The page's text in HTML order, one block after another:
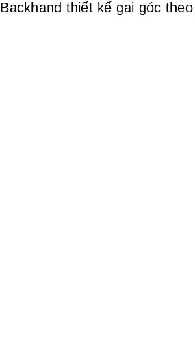
Backhand thiết kế gai góc